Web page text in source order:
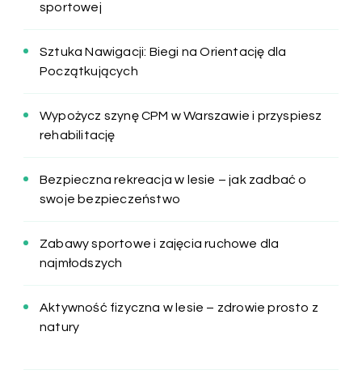
sportowej
Sztuka Nawigacji: Biegi na Orientację dla
Początkujących
Wypożycz szynę CPM w Warszawie i przyspiesz
rehabilitację
Bezpieczna rekreacja w lesie – jak zadbać o
swoje bezpieczeństwo
Zabawy sportowe i zajęcia ruchowe dla
najmłodszych
Aktywność fizyczna w lesie – zdrowie prosto z
natury